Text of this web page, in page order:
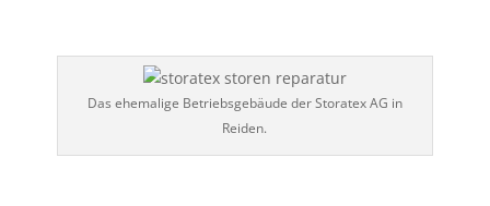
Das ehemalige Betriebsgebäude der Storatex AG in
Reiden.